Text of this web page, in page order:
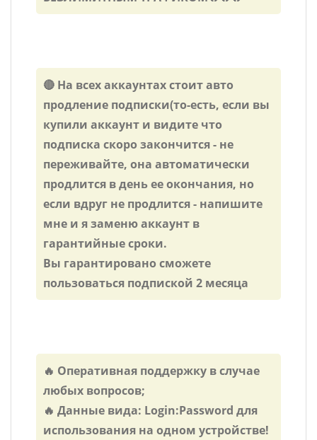
🔴 На всех аккаунтах стоит авто
продление подписки(то-есть, если вы
купили аккаунт и видите что
подписка скоро закончится - не
переживайте, она автоматически
продлится в день ее окончания, но
если вдруг не продлится - напишите
мне и я заменю аккаунт в
гарантийные сроки.
Вы гарантировано сможете
пользоваться подпиской 2 месяца
🔥 Оперативная поддержку в случае
любых вопросов;
🔥 Данные вида: Login:Password для
использования на одном устройстве!